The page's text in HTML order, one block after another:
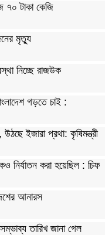
৭০ টাকা কেজি
মৃত্যু
নিচ্ছে রাজউক
গড়তে চাই :
ইজারা প্রথা: কৃষিমন্ত্রী
নির্যাতন করা হয়েছিল : চিফ
আনারস
তারিখ জানা গেল